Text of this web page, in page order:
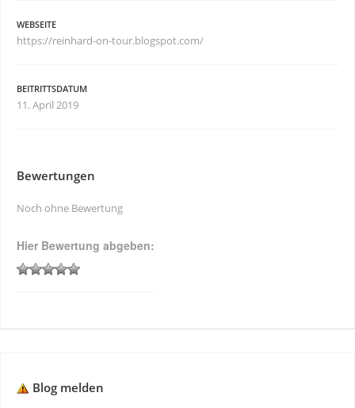
WEBSEITE
https://reinhard-on-tour.blogspot.com/
BEITRITTSDATUM
11. April 2019
Bewertungen
Noch ohne Bewertung
Hier Bewertung abgeben:
Blog melden